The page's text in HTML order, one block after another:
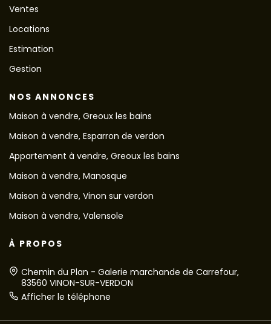
Ventes
Locations
Estimation
Gestion
NOS ANNONCES
Maison à vendre, Greoux les bains
Maison à vendre, Esparron de verdon
Appartement à vendre, Greoux les bains
Maison à vendre, Manosque
Maison à vendre, Vinon sur verdon
Maison à vendre, Valensole
À PROPOS
Chemin du Plan - Galerie marchande de Carrefour,
83560 VINON-SUR-VERDON
Afficher le téléphone